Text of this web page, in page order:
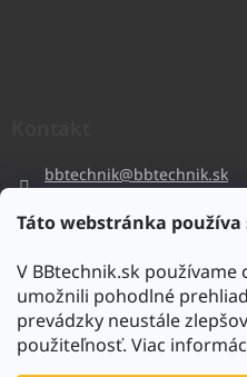
Táto webstránka používa
V BBtechnik.sk používame
umožnili pohodlné
prevádzky neustále
použiteľnosť. Viac
bbtechnik@bbtechnik.sk
bbtechnik
https://www.youtube.com/